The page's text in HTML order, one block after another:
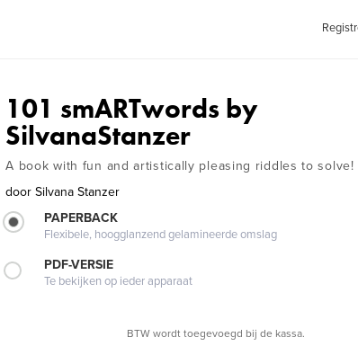
101 smARTwords by
SilvanaStanzer
A book with fun and artistically pleasing riddles to solve!
door Silvana Stanzer
PAPERBACK
Flexibele, hoogglanzend gelamineerde omslag
PDF-VERSIE
Te bekijken op ieder apparaat
BTW wordt toegevoegd bij de kassa.